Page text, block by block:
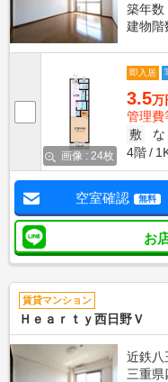
築年数
建物階
画像 : 24枚
即入居
3.5万
管理費
敷
な
4階
空室確認 無料
お
賃貸マンション
Ｈｅａｒｔｙ西日野Ｖ
近鉄八
三重県